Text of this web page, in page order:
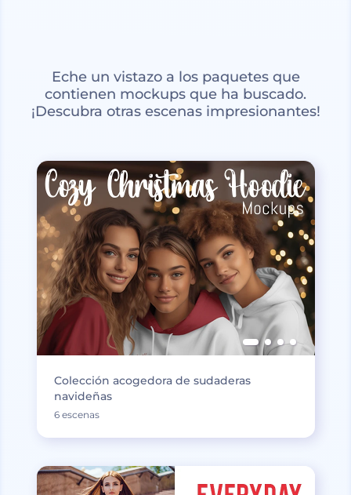
Eche un vistazo a los paquetes que
contienen mockups que ha buscado.
¡Descubra otras escenas impresionantes!
Colección acogedora de sudaderas
navideñas
6 escenas